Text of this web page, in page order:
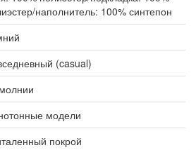
наполнитель: 100% синтепон
(casual)
модели
покрой